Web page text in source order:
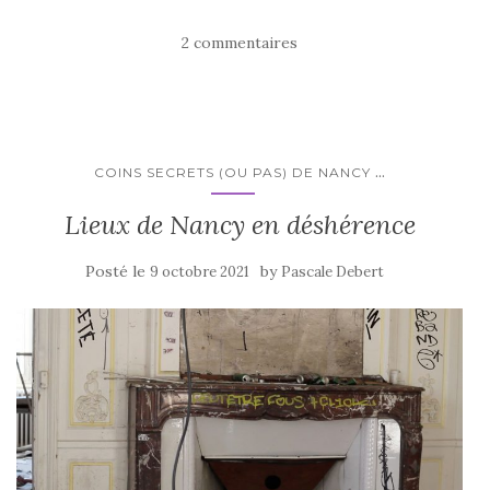
2 commentaires
COINS SECRETS (OU PAS) DE NANCY ...
Lieux de Nancy en déshérence
Posté le 9 octobre 2021 by Pascale Debert